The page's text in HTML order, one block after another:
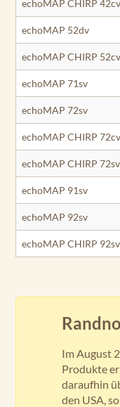
echoMAP CHIRP 42cv
echoMAP 52dv
echoMAP CHIRP 52cv
echoMAP 71sv
echoMAP 72sv
echoMAP CHIRP 72cv
echoMAP CHIRP 72sv
echoMAP 91sv
echoMAP 92sv
echoMAP CHIRP 92sv
Im August
Produkte
daraufhin
den USA,